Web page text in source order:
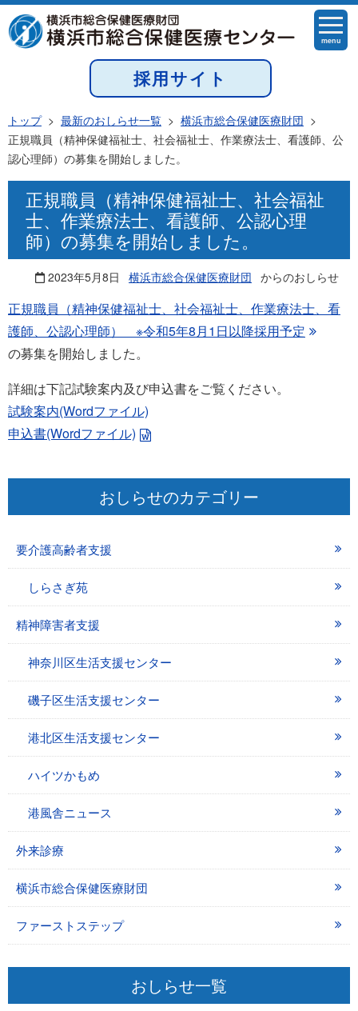
menu
採用サイト
トップ> 最新のおしらせ一覧 > 横浜市総合保健医療財団 >
正規職員（精神保健福祉士、社会福祉士、作業療法士、看護師、公
認心理師）の募集を開始しました。
正規職員（精神保健福祉士、社会福祉
士、作業療法士、看護師、公認心理
師）の募集を開始しました。
2023年5月8日 横浜市総合保健医療財団 からのおしらせ
正規職員（精神保健福祉士、社会福祉士、作業療法士、看
護師、公認心理師） ※令和5年8月1日以降採用予定
の募集を開始しました。
詳細は下記試験案内及び申込書をご覧ください。
試験案内(Wordファイル)
申込書(Wordファイル)
おしらせのカテゴリー
要介護高齢者支援
しらさぎ苑
精神障害者支援
神奈川区生活支援センター
磯子区生活支援センター
港北区生活支援センター
ハイツかもめ
港風舎ニュース
外来診療
横浜市総合保健医療財団
ファーストステップ
おしらせ一覧